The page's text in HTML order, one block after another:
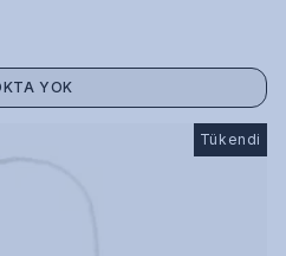
YOK
Tükendi